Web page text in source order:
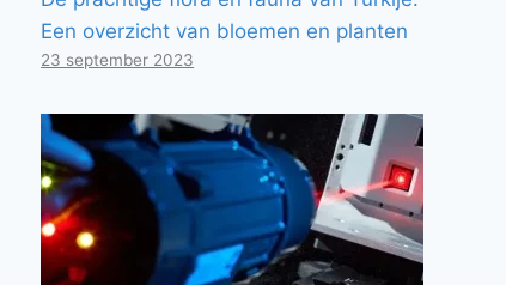
Een overzicht van bloemen en planten
23 september 2023